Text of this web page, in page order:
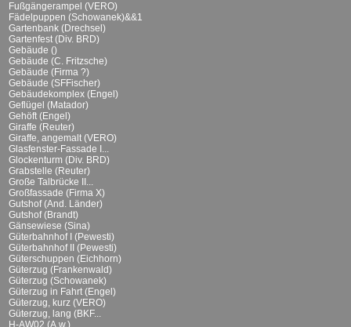
Fußgängerampel (VERO)
Fädelpuppen (Schowanek)&&1
Gartenbank (Drechsel)
Gartenfest (Div. BRD)
Gebäude ()
Gebäude (C. Fritzsche)
Gebäude (Firma ?)
Gebäude (SFFischer)
Gebäudekomplex (Engel)
Geflügel (Matador)
Gehöft (Engel)
Giraffe (Reuter)
Giraffe, angemalt (VERO)
Glasfenster-Fassade I...
Glockenturm (Div. BRD)
Grabstelle (Reuter)
Große Talbrücke II...
Großfassade (Firma X)
Gutshof (And. Länder)
Gutshof (Brandt)
Gänsewiese (Sina)
Güterbahnhof I (Pewesti)
Güterbahnhof II (Pewesti)
Güterschuppen (Eichhorn)
Güterzug (Frankenwald)
Güterzug (Schowanek)
Güterzug in Fahrt (Engel)
Güterzug, kurz (VERO)
Güterzug, lang (BKF...
H-AW02 (A.w.)